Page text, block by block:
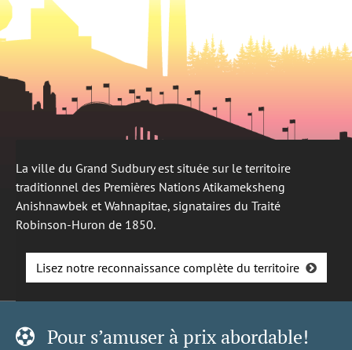
La ville du Grand Sudbury est située sur le territoire
traditionnel des Premières Nations Atikameksheng
Anishnawbek et Wahnapitae, signataires du Traité
Robinson-Huron de 1850.
Lisez notre reconnaissance complète du territoire
Pour s’amuser à prix abordable!